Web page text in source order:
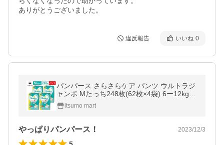
ありがとうございました。
違反報告 いいね 0
パンパース さらさらケア パンツ ウルトラジ
ャンボ Mたっち248枚(62枚×4袋) 6ー12kg
ケース オムツ pampers
itsumo mart
やっぱりパンパース！ 2023/12/3